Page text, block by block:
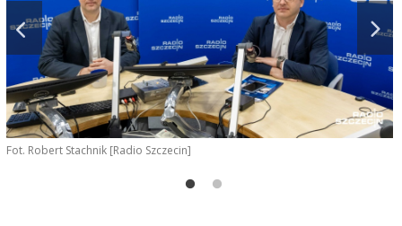
Fot. Robert Stachnik [Radio Szczecin]